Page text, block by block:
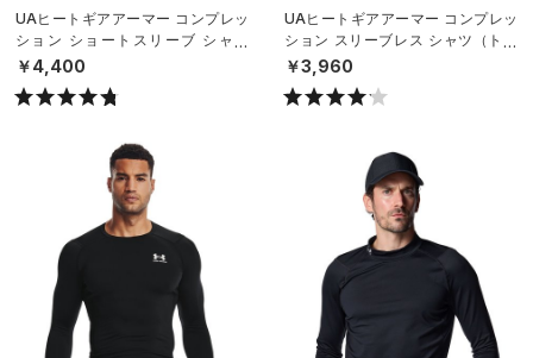
UAヒートギアアーマー コンプレッ
ション ショートスリーブ シャツ
（トレーニング/MEN）
￥4,400
UAヒートギアアーマー コンプレッ
ション スリーブレス シャツ（トレ
ーニング/MEN）
￥3,960